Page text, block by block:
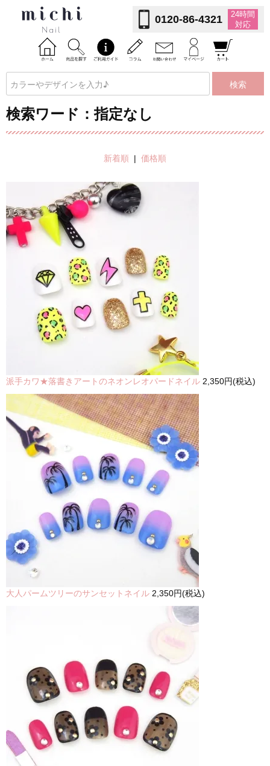
0120-86-4321
24時間
対応
検索
検索ワード：指定なし
新着順 | 価格順
派手カワ★落書きアートのネオンレオパードネイル 2,350円(税込)
大人パームツリーのサンセットネイル 2,350円(税込)